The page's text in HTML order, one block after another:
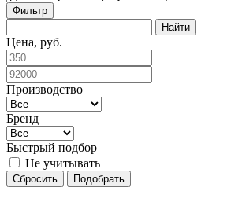
Фильтр
Цена, руб.
Производство
Бренд
Быстрый подбор
Не учитывать
Сбросить Подобрать